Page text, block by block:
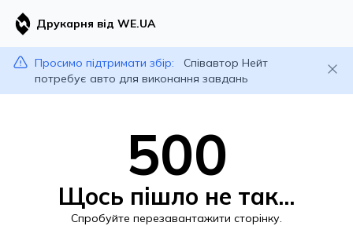
Друкарня від WE.UA
Просимо підтримати збір:
Співавтор Нейт
потребує авто для виконання завдань
500
Щось пішло не так...
Спробуйте перезавантажити сторінку.